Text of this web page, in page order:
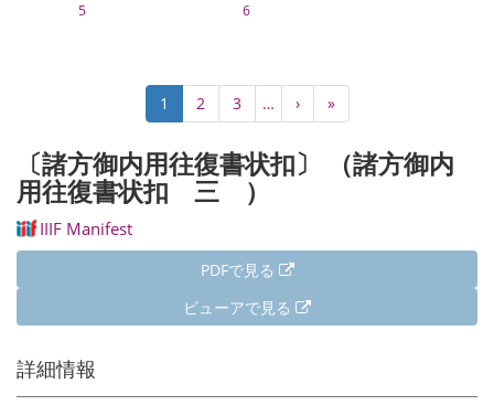
5 6
カ
レ
ン
ト
ペ
1 Page
2 Page
3 …
次
ペ
ー
ジ
›
最
終
»
〔諸方御内用往復書状扣〕 （諸方御内
用往復書状扣 三 ）
IIIF Manifest
PDFで見る
ビューアで見る
詳細情報